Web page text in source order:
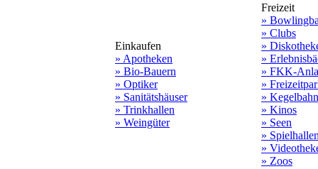
Einkaufen
» Apotheken
» Bio-Bauern
» Optiker
» Sanitätshäuser
» Trinkhallen
» Weingüter
Freizeit
»
» Clubs
»
»
» FKK-
»
»
» Kinos
» Seen
»
»
» Zoos